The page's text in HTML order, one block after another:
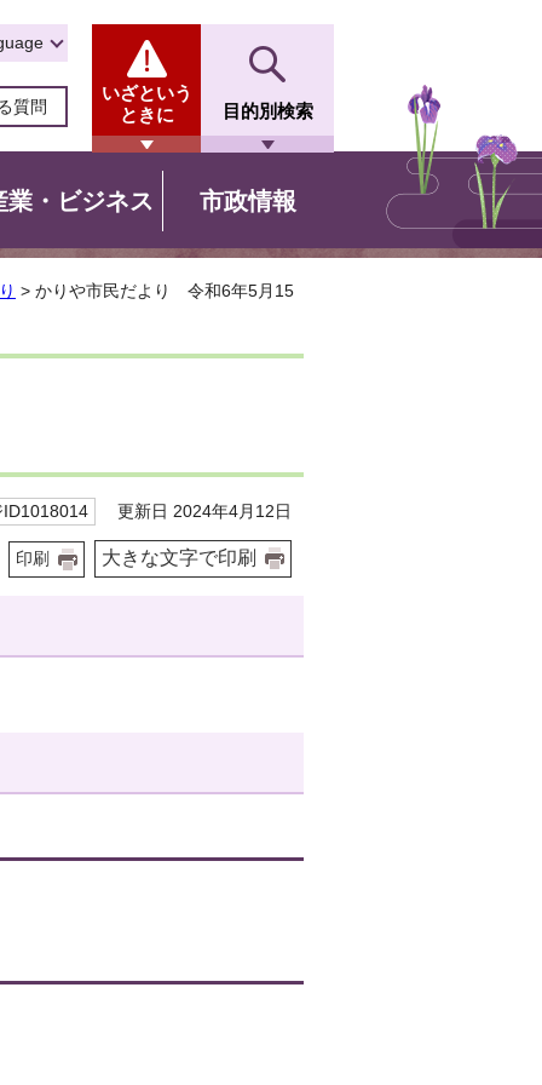
質問
いざという
ときに
目的別検索
業・ビジネス 市政情報
> かりや市民だより 令和6年5月15
ID1018014 更新日 2024年4月12日
印刷 大きな文字で印刷